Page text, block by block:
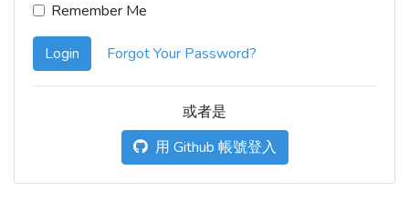
Remember Me
Login Forgot Your Password?
或者是
用 Github 帳號登入